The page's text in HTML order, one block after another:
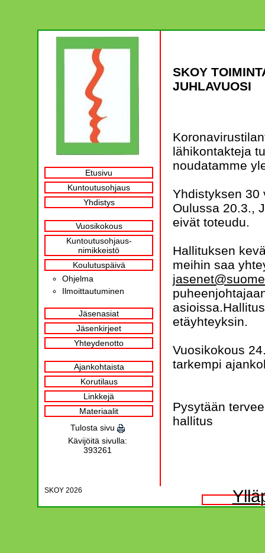
Etusivu
Kuntoutusohjaus
Yhdistys
Vuosikokous
Kuntoutusohjaus-
nimikkeistö
Koulutuspäivä
Ohjelma
Ilmoittautuminen
Jäsenasiat
Jäsenkirjeet
Yhteydenotto
Ajankohtaista
Korutilaus
Linkkejä
Materiaalit
Tulosta sivu
Kävijöitä sivulla:
393261
SKOY
JUHLAVUOSI
lähikontakteja
noudatamme
Yhdistyksen 30
Oulussa 20.3.,
eivät toteudu.
Hallituksen
meihin saa
etäyhteyksin.
Vuosikokous
tarkempi
Pysytään
hallitus
SKOY 2026